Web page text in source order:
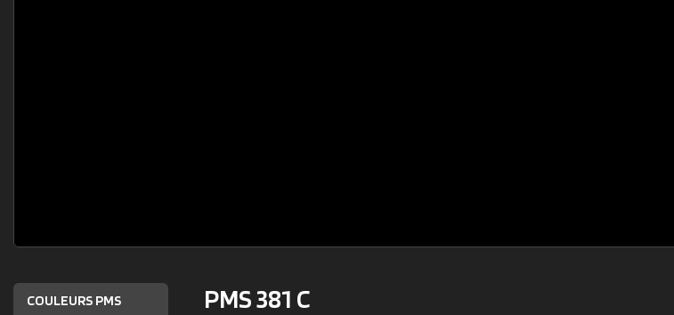
COULEURS PMS PMS 381 C